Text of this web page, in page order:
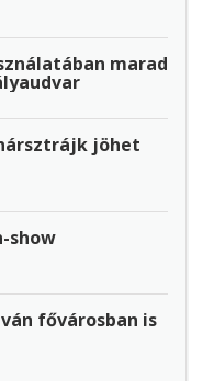
marad
jöhet
show
fővárosban is